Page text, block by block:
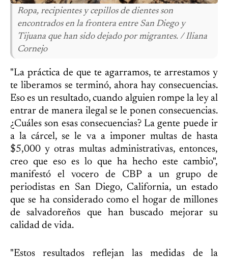
Ropa, recipientes y cepillos de dientes son
encontrados en la frontera entre San Diego y
Tijuana que han sido dejado por migrantes. / Iliana
Cornejo
"La práctica de que te agarramos, te arrestamos y
te liberamos se terminó, ahora hay consecuencias.
Eso es un resultado, cuando alguien rompe la ley al
entrar de manera ilegal se le ponen consecuencias.
¿Cuáles son esas consecuencias? La gente puede ir
a la cárcel, se le va a imponer multas de hasta
$5,000 y otras multas administrativas, entonces,
creo que eso es lo que ha hecho este cambio",
manifestó el vocero de CBP a un grupo de
periodistas en San Diego, California, un estado
que se ha considerado como el hogar de millones
de salvadoreños que han buscado mejorar su
calidad de vida.
"Estos resultados reflejan las medidas de la